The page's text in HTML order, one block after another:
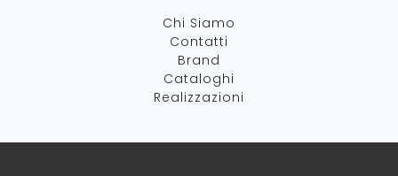
Chi Siamo
Contatti
Brand
Cataloghi
Realizzazioni